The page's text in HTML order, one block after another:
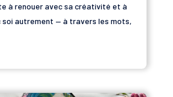
à renouer avec sa créativité et à
soi autrement — à travers les mots,